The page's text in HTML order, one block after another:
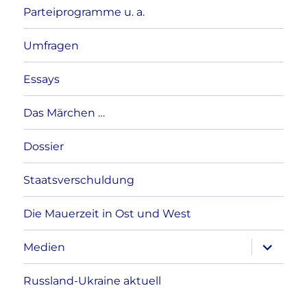
Parteiprogramme u. a.
Umfragen
Essays
Das Märchen …
Dossier
Staatsverschuldung
Die Mauerzeit in Ost und West
Medien
anzeigen
Russland-Ukraine aktuell